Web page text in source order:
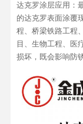
达克罗涂层应用：
的达克罗表面涂覆
程、桥梁铁路工程
目、生物工程、医
损坏，既会影响防